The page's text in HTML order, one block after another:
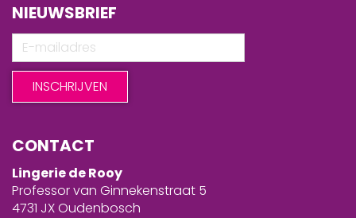
NIEUWSBRIEF
CONTACT
Lingerie de Rooy
Professor van Ginnekenstraat 5
4731 JX Oudenbosch